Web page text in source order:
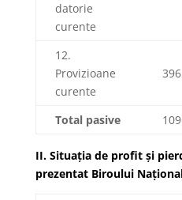
datorie
curente
12.
Provizioane
curente
Total pasive
II. Situația de profit și
prezentat Biroului